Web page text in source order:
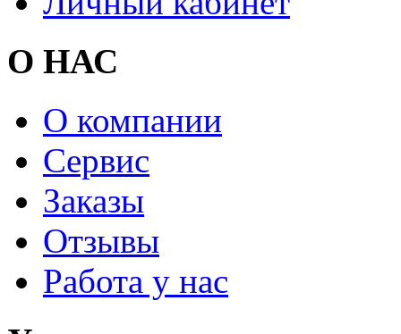
О НАС
О компании
Сервис
Заказы
Отзывы
Работа у нас